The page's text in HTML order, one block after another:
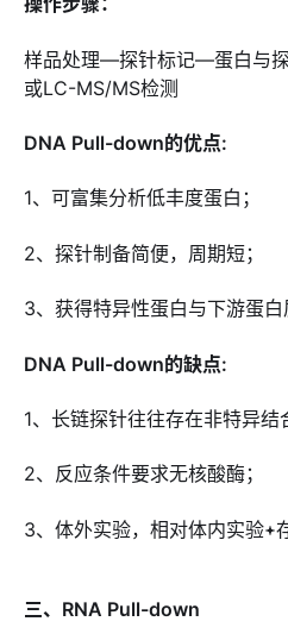
样品处理—探针标记—蛋白与
或LC-MS/MS检测
DNA Pull-down的优点:
1、可富集分析低丰度蛋白；
2、探针制备简便，周期短；
3、获得特异性蛋白与下游蛋白
DNA Pull-down的缺点:
1、长链探针往往存在非特异结
2、反应条件要求无核酸酶；
3、体外实验，相对体内实验
三、RNA Pull-down